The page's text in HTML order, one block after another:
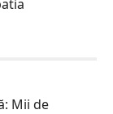
Mii de